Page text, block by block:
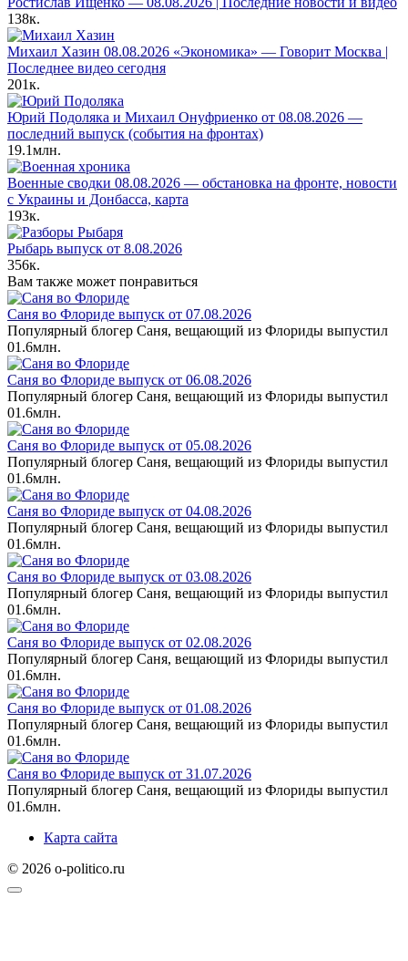
138к.
Михаил Хазин 08.08.2026 «Экономика» — Говорит Москва |
Последнее видео сегодня
201к.
Юрий Подоляка и Михаил Онуфриенко от 08.08.2026 —
последний выпуск (события на фронтах)
19.1млн.
Военные сводки 08.08.2026 — обстановка на фронте, новости
с Украины и Донбасса, карта
193к.
Рыбарь выпуск от 8.08.2026
356к.
Вам также может понравиться
Саня во Флориде выпуск от 07.08.2026
Популярный блогер Саня, вещающий из Флориды выпустил
01.6млн.
Саня во Флориде выпуск от 06.08.2026
Популярный блогер Саня, вещающий из Флориды выпустил
01.6млн.
Саня во Флориде выпуск от 05.08.2026
Популярный блогер Саня, вещающий из Флориды выпустил
01.6млн.
Саня во Флориде выпуск от 04.08.2026
Популярный блогер Саня, вещающий из Флориды выпустил
01.6млн.
Саня во Флориде выпуск от 03.08.2026
Популярный блогер Саня, вещающий из Флориды выпустил
01.6млн.
Саня во Флориде выпуск от 02.08.2026
Популярный блогер Саня, вещающий из Флориды выпустил
01.6млн.
Саня во Флориде выпуск от 01.08.2026
Популярный блогер Саня, вещающий из Флориды выпустил
01.6млн.
Саня во Флориде выпуск от 31.07.2026
Популярный блогер Саня, вещающий из Флориды выпустил
01.6млн.
Карта сайта
© 2026 o-politico.ru